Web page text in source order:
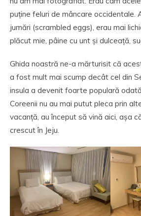
puține feluri de mâncare occidentale.
jumări (scrambled eggs), erau mai
plăcut mie, pâine cu unt și dulceață,
Ghida noastră ne-a mărturisit că
a fost mult mai scump decât cel din
insula a devenit foarte populară
Coreenii nu au mai putut pleca prin
vacanță, au început să vină aici, așa
crescut în Jeju.